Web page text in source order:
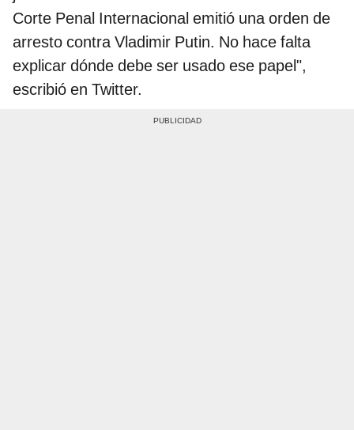
Corte Penal Internacional emitió una orden de
arresto contra Vladimir Putin. No hace falta
explicar dónde debe ser usado ese papel",
escribió en Twitter.